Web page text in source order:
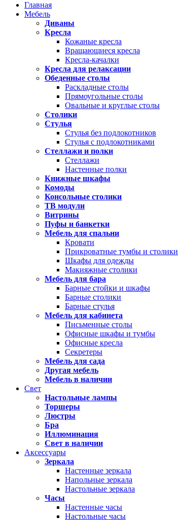
Главная
Мебель
Диваны
Кресла
Кожаные кресла
Вращающиеся кресла
Кресла-качалки
Кресла для релаксации
Обеденные столы
Раскладные столы
Прямоугольные столы
Овальные и круглые столы
Столики
Стулья
Стулья без подлокотников
Стулья с подлокотниками
Стеллажи и полки
Стеллажи
Настенные полки
Книжные шкафы
Комоды
Консольные столики
ТВ модули
Витрины
Пуфы и банкетки
Мебель для спальни
Кровати
Прикроватные тумбы и столики
Шкафы для одежды
Макияжные столики
Мебель для бара
Барные стойки и шкафы
Барные столики
Барные стулья
Мебель для кабинета
Письменные столы
Офисные шкафы и тумбы
Офисные кресла
Секретеры
Мебель для сада
Другая мебель
Мебель в наличии
Свет
Настольные лампы
Торшеры
Люстры
Бра
Иллюминация
Свет в наличии
Аксессуары
Зеркала
Настенные зеркала
Напольные зеркала
Настольные зеркала
Часы
Настенные часы
Настольные часы